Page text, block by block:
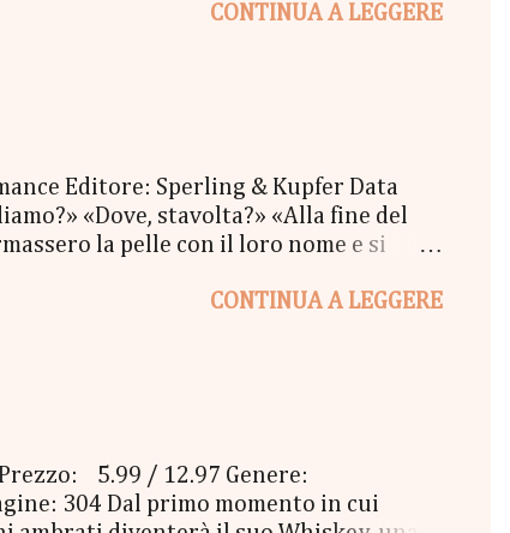
di biscotti - un Messaggio in bottiglia
CONTINUA A LEGGERE
Editore: Sperling & Kupfer Data
«Dove, stavolta?» «Alla fine del
la pelle con il loro nome e si
pomeriggio d'inverno, mentre fuori il
CONTINUA A LEGGERE
5.99 / 12.97 Genere:
304 Dal primo momento in cui